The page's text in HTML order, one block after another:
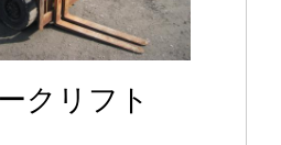
クリフト